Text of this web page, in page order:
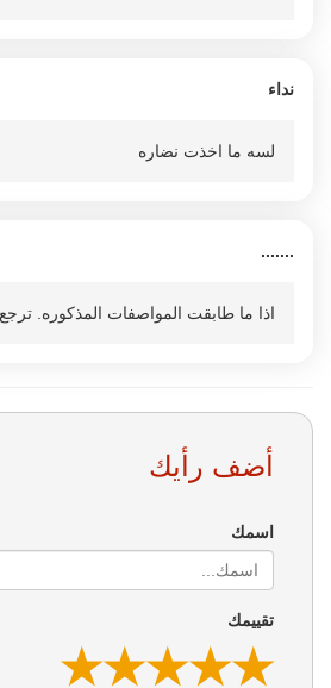
نداء
لسه ما اخذت نضاره
.......
اذا ما طابقت المواصفات المذكوره.
أضف رأيك
اسمك
تقييمك
★
★
★★
★
★ ★
★
★
★ ★
★
★
★
★